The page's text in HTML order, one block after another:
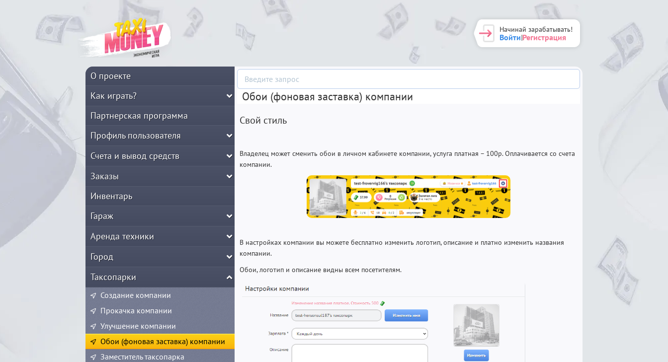
Начинай зарабатывать!
Войти|Регистрация
О проекте
Как играть?
Партнерская программа
Профиль пользователя
Счета и вывод средств
Заказы
Инвентарь
Гараж
Аренда техники
Город
Таксопарки
Создание компании
Прокачка компании
Улучшение компании
Обои (фоновая заставка) компании
Заместитель таксопарка
Обои (фоновая заставка) компании
Свой стиль
Владелец может сменить обои в личном кабинете компании, услуга платная – 100р. Оплачивается со счета
компании.
В настройках компании вы можете бесплатно изменить логотип, описание и платно изменить названия
компании.
Обои, логотип и описание видны всем посетителям.